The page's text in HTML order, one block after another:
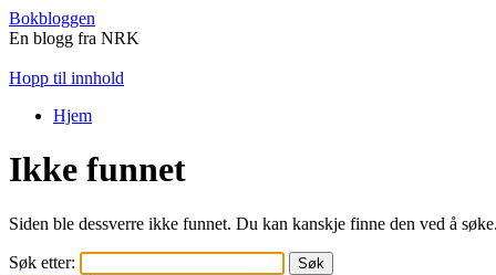
Bokbloggen
En blogg fra NRK
Hopp til innhold
Hjem
Ikke funnet
Siden ble dessverre ikke funnet. Du kan kanskje finne den ved å
Søk etter: